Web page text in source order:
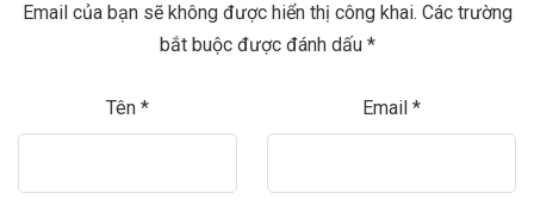
Email của bạn sẽ không được hiển thị công khai. Các trường
bắt buộc được đánh dấu *
Tên * Email *